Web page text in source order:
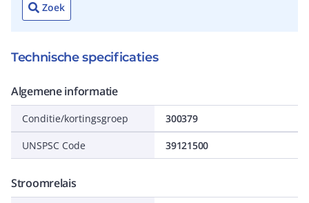
Zoek
Technische specificaties
Algemene informatie
Conditie/kortingsgroep 300379
UNSPSC Code 39121500
Stroomrelais